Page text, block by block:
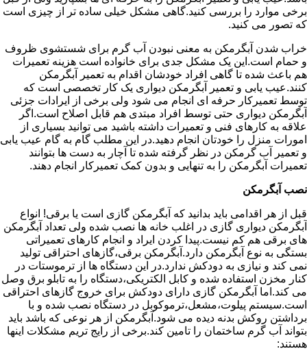
برخی موارد را بررسی کنید.گاهی مشکل خیلی ساده تر از چیزی است
که تصور می کنید.
خراب شدن آبگرمکن به معنی نبودن آب گرم برای شستشوی ظروف
و حمام است.این یک مشکل جدی برای خانواده است هزینه تعمیرات
هم باعث شده تا گاهی افراد خودشان اقدام به تعمیر آبگرمکن
کنند.عیب یابی و تعمیر آبگرمکن دیواری یک کار تخصصی است که
توسط تعمیرکار حرفه ای انجام می شود ولی برخی از ایرادات جزئی
آبگرمکن دیواری حتی توسط افراد مبتدی هم قابل اصلاح است.اگر
علاقه به کارهای فنی و تعمیرات داشته باشید می توانید بسیاری از
امورات منزل را خودتان انجام دهید.در این مطلب گام به گام عیب یابی
و تعمیر آب گرمکن در نظر گرفته شده تا آچار به دست ها بتوانند
تعمیرات آبگرمکن را به تنهایی و بدون کمک تعمیرکار انجام دهند.
نصب آبگرمکن
قبل از هر اقدامی باید بدانید که آبگرمکن گازی است یا برقی! انواع
آبگرمکن دیواری گازی در اغلب خانه ها نصب شده ولی تعداد آبگرمکن
های برقی هم کم نیست.پیدا کردن ایراد و انجام کارهای تعمیراتی
بستگی به نوع آبگرمکن دارد.آبگرمکن برقی،گازهای احتراقی تولید
نمی کند و نیازی به دودکش ندارد.در این دستگاه ها از ترموستات در
کنار مخزن استفاده شده و کابل الکتریکی،دستگاه را به تابلو برق وصل
می کند.اما آبگرمکن گازی دارای دودکش برای خروج گازهای احتراقی
است.سیستم پیلوت،مشعل،ترموکوبل در دستگاه نصب شده و با
برداشتن روکش بدنه دیده می شود.آبگرمکن از هر نوعی که باشد باید
بتواند آب گرم ساختمان را تامین کند.برخی از رایج تریم مشکلات اینها
هستند: